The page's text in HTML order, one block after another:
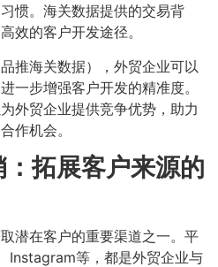
惯。海关数据提供的交易背
效的客户开发途径。
推海关数据），外贸企业可以
一步增强客户开发的精准度。
外贸企业提供竞争优势，助力
作机会。
拓展客户来源的
潜在客户的重要渠道之一。平
、Instagram等，都是外贸企业与